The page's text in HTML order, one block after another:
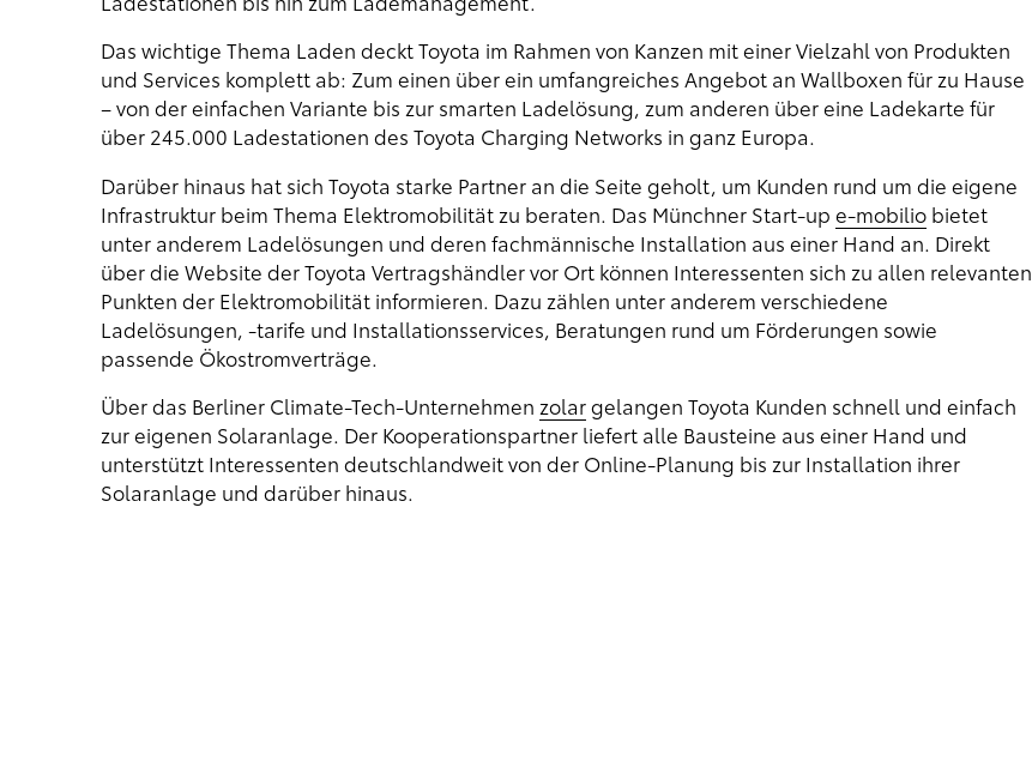
Das wichtige Thema Laden deckt Toyota im Rahmen von Kanzen mit einer Vielzahl von Produkten
und Services komplett ab: Zum einen über ein umfangreiches Angebot an Wallboxen für zu Hause
– von der einfachen Variante bis zur smarten Ladelösung, zum anderen über eine Ladekarte für
über 245.000 Ladestationen des Toyota Charging Networks in ganz Europa.
Darüber hinaus hat sich Toyota starke Partner an die Seite geholt, um Kunden rund um die eigene
Infrastruktur beim Thema Elektromobilität zu beraten. Das Münchner Start-up e-mobiliobietet
unter anderem Ladelösungen und deren fachmännische Installation aus einer Hand an. Direkt
über die Website der Toyota Vertragshändler vor Ort können Interessenten sich zu allen relevanten
Punkten der Elektromobilität informieren. Dazu zählen unter anderem verschiedene
Ladelösungen, -tarife und Installationsservices, Beratungen rund um Förderungen sowie
passende Ökostromverträge.
Über das Berliner Climate-Tech-Unternehmen zolargelangen Toyota Kunden schnell und einfach
zur eigenen Solaranlage. Der Kooperationspartner liefert alle Bausteine aus einer Hand und
unterstützt Interessenten deutschlandweit von der Online-Planung bis zur Installation ihrer
Solaranlage und darüber hinaus.